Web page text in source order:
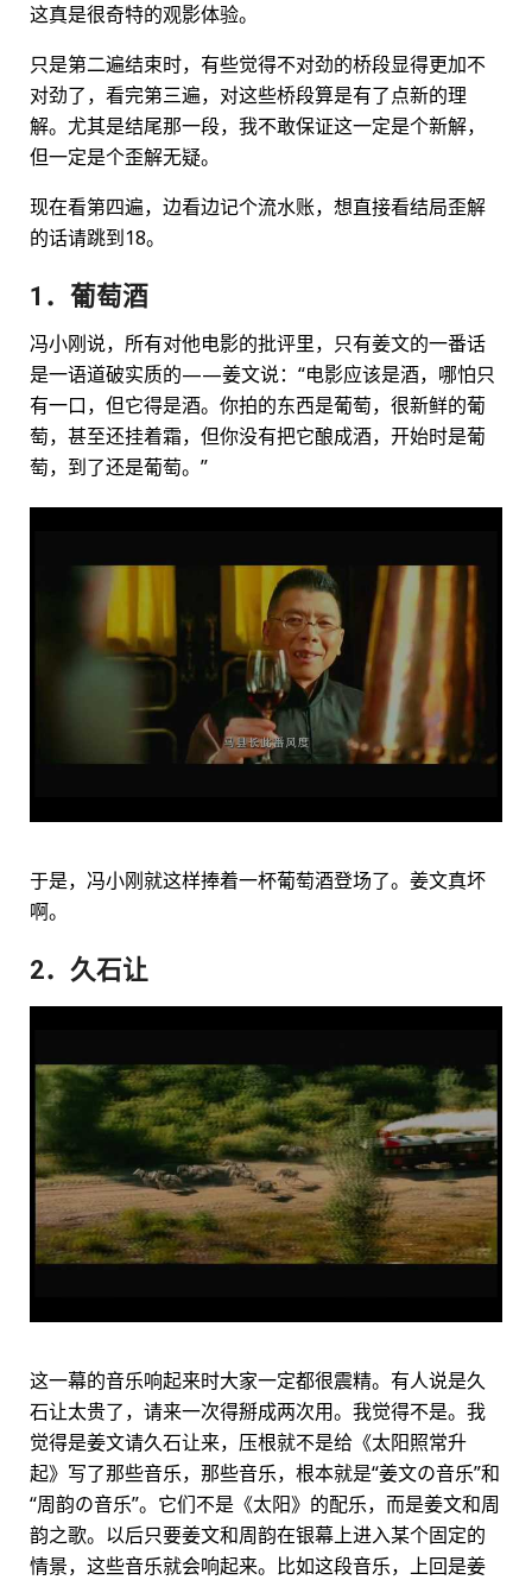
这真是很奇特的观影体验。
只是第二遍结束时，有些觉得不对劲的桥段显得更加不
对劲了，看完第三遍，对这些桥段算是有了点新的理
解。尤其是结尾那一段，我不敢保证这一定是个新解，
但一定是个歪解无疑。
现在看第四遍，边看边记个流水账，想直接看结局歪解
的话请跳到18。
1．葡萄酒
冯小刚说，所有对他电影的批评里，只有姜文的一番话
是一语道破实质的——姜文说：“电影应该是酒，哪怕只
有一口，但它得是酒。你拍的东西是葡萄，很新鲜的葡
萄，甚至还挂着霜，但你没有把它酿成酒，开始时是葡
萄，到了还是葡萄。”
于是，冯小刚就这样捧着一杯葡萄酒登场了。姜文真坏
啊。
2．久石让
这一幕的音乐响起来时大家一定都很震精。有人说是久
石让太贵了，请来一次得掰成两次用。我觉得不是。我
觉得是姜文请久石让来，压根就不是给《太阳照常升
起》写了那些音乐，那些音乐，根本就是“姜文の音乐”和
“周韵の音乐”。它们不是《太阳》的配乐，而是姜文和周
韵之歌。以后只要姜文和周韵在银幕上进入某个固定的
情景，这些音乐就会响起来。比如这段音乐，上回是姜